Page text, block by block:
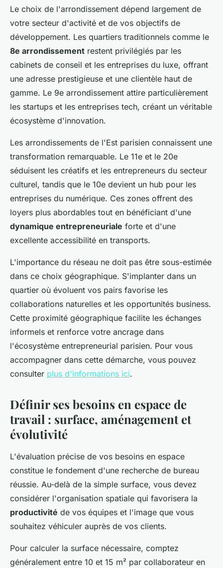
Le choix de l'arrondissement dépend largement de
votre secteur d'activité et de vos objectifs de
développement. Les quartiers traditionnels comme le
8e arrondissement restent privilégiés par les
cabinets de conseil et les entreprises du luxe, offrant
une adresse prestigieuse et une clientèle haut de
gamme. Le 9e arrondissement attire particulièrement
les startups et les entreprises tech, créant un véritable
écosystème d'innovation.
Les arrondissements de l'Est parisien connaissent une
transformation remarquable. Le 11e et le 20e
séduisent les créatifs et les entrepreneurs du secteur
culturel, tandis que le 10e devient un hub pour les
entreprises du numérique. Ces zones offrent des
loyers plus abordables tout en bénéficiant d'une
dynamique entrepreneuriale forte et d'une
excellente accessibilité en transports.
L'importance du réseau ne doit pas être sous-estimée
dans ce choix géographique. S'implanter dans un
quartier où évoluent vos pairs favorise les
collaborations naturelles et les opportunités business.
Cette proximité géographique facilite les échanges
informels et renforce votre ancrage dans
l'écosystème entrepreneurial parisien. Pour vous
accompagner dans cette démarche, vous pouvez
consulter plus d'informations ici.
Définir ses besoins en espace de
travail : surface, aménagement et
évolutivité
L'évaluation précise de vos besoins en espace
constitue le fondement d'une recherche de bureau
réussie. Au-delà de la simple surface, vous devez
considérer l'organisation spatiale qui favorisera la
productivité de vos équipes et l'image que vous
souhaitez véhiculer auprès de vos clients.
Pour calculer la surface nécessaire, comptez
généralement entre 10 et 15 m² par collaborateur en